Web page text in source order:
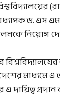
ড. এস এম
নিয়োগ
মাধ্যমে এ
এ দায়িত্ব